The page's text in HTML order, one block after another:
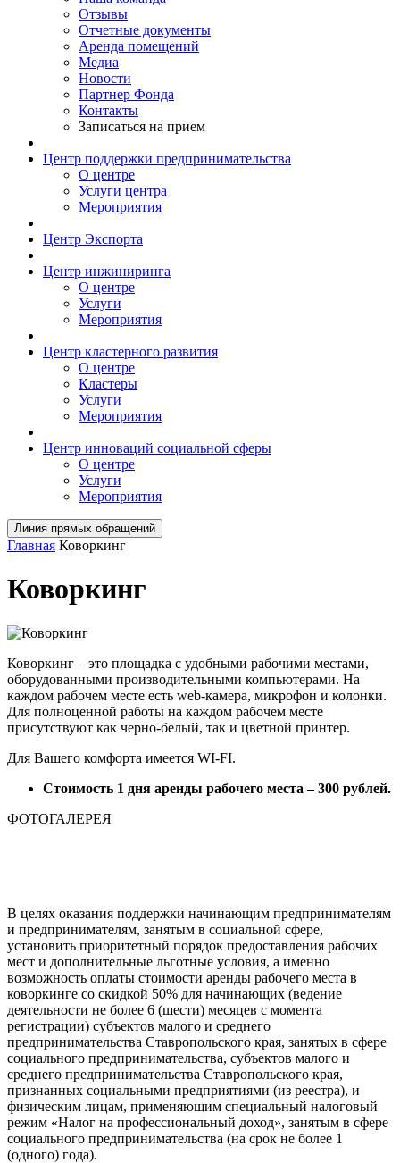
Отзывы
Отчетные документы
Аренда помещений
Медиа
Новости
Партнер Фонда
Контакты
Записаться на прием
Центр поддержки предпринимательства
О центре
Услуги центра
Мероприятия
Центр Экспорта
Центр инжиниринга
О центре
Услуги
Мероприятия
Центр кластерного развития
О центре
Кластеры
Услуги
Мероприятия
Центр инноваций социальной сферы
О центре
Услуги
Мероприятия
Линия прямых обращений
Главная Коворкинг
Коворкинг
Коворкинг – это площадка с удобными рабочими местами,
оборудованными производительными компьютерами. На
каждом рабочем месте есть web-камера, микрофон и колонки.
Для полноценной работы на каждом рабочем месте
присутствуют как черно-белый, так и цветной принтер.
Для Вашего комфорта имеется WI-FI.
Стоимость 1 дня аренды рабочего места – 300 рублей.
ФОТОГАЛЕРЕЯ
В целях оказания поддержки начинающим предпринимателям
и предпринимателям, занятым в социальной сфере,
установить приоритетный порядок предоставления рабочих
мест и дополнительные льготные условия, а именно
возможность оплаты стоимости аренды рабочего места в
коворкинге со скидкой 50% для начинающих (ведение
деятельности не более 6 (шести) месяцев с момента
регистрации) субъектов малого и среднего
предпринимательства Ставропольского края, занятых в сфере
социального предпринимательства, субъектов малого и
среднего предпринимательства Ставропольского края,
признанных социальными предприятиями (из реестра), и
физическим лицам, применяющим специальный налоговый
режим «Налог на профессиональный доход», занятым в сфере
социального предпринимательства (на срок не более 1
(одного) года).